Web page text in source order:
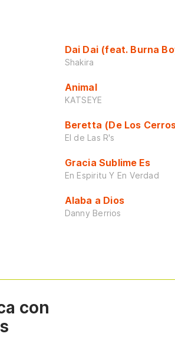
Dai Dai (feat. Burna
Shakira
Animal
KATSEYE
Beretta (De Los Cerros
El de Las R's
Gracia Sublime Es
En Espiritu Y En Verdad
Alaba a Dios
Danny Berrios
con